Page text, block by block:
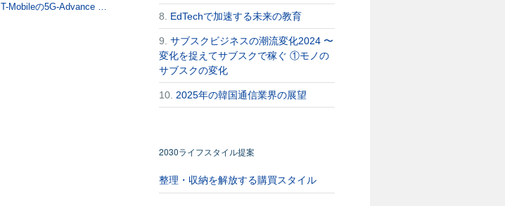
T-Mobileの5G-Advance …
2025年12,2026年1月の主なニ
ュース。大規模イベントでの
VIP …
3GPPの6G標準化スケジュー
ル策定 …
8. EdTechで加速する未来の教育
9. サブスクビジネスの潮流変化2024 〜
変化を捉えてサブスクで稼ぐ ①モノの
サブスクの変化
10. 2025年の韓国通信業界の展望
2030ライフスタイル提案
整理・収納を解放する購買スタイル